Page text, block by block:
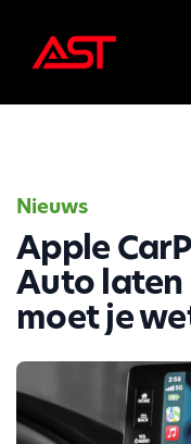
Nieuws
Apple
Auto
moet je